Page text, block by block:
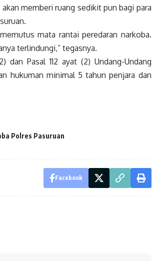
memberi ruang sedikit pun bagi para
mata rantai peredaran narkoba.
terlindungi,” tegasnya.
dan Pasal 112 ayat (2) Undang-Undang
hukuman minimal 5 tahun penjara dan
Polres Pasuruan
Facebook